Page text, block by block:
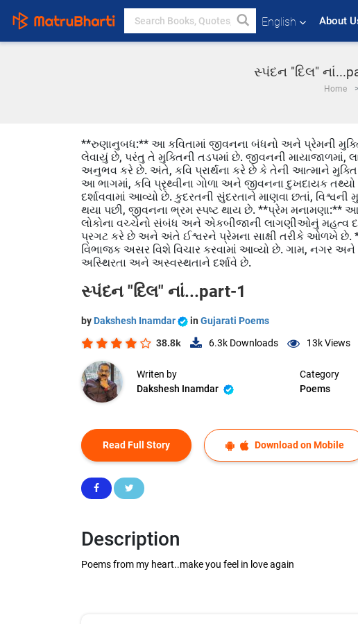
English About
સ્પંદન "દિલ"
Home
**રુણાનુબધ:** આ કવિતામાં જીવનના બંધનો અને પ્રેમની
લેવાયું છે, પરંતુ તે મુક્તિની તડપમાં છે. જીવનની
અનુભવ કરે છે. અંતે, કવિ પ્રાર્થના કરે છે કે તેની આત્માને
આ ભાગમાં, કવિ પ્રૃથ્વીના ગોળા અને જીવનના દુખદાયક
દર્શાવવામાં આવ્યો છે. કુદરતની સુંદરતાને માણવા છતાં,
થયા પછી, જીવનના ભ્રમ સ્પષ્ટ થાય છે. **પ્રેમ મનામણા:**
લોકોના વચ્ચેનો સંબંધ અને એકબીજાની લાગણીઓનું મહત્વ
પ્રગટ કરે છે અને અંતે ઈશ્વરને પ્રેમના સાક્ષી તરીકે ઓળખે
વિભાજક અસર વિશે વિચાર કરવામાં આવ્યો છે. ગામ, નગર
અસ્થિરતા અને અસ્વસ્થતાને દર્શાવે છે.
સ્પંદન "દિલ" નાં...part-1
by Dakshesh Inamdar in Gujarati Poems
38.8k 6.3k Downloads 13kViews
Writen by
Dakshesh Inamdar
Category
Poems
Read Full Story Download on Mobile
Description
Poems from my heart..make you feel in love again